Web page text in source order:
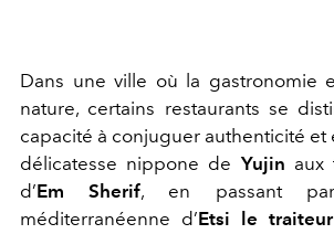
Dans une ville où la gastronomie
nature, certains restaurants se
capacité à conjuguer authenticité et
délicatesse nippone de Yujin aux
d’Em Sherif, en passant
méditerranéenne d’Etsi le traiteur